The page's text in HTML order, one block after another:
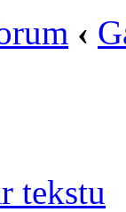
‹
tekstu